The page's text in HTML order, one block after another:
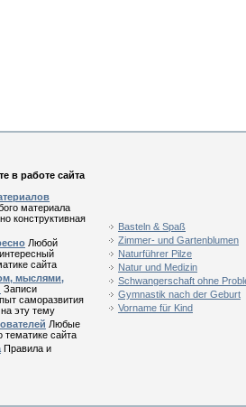
в работе сайта
материала
конструктивная
Любой
сайта
мыслями,
Записи
саморазвития
эту тему
Любые
тематике сайта
Правила и
Basteln & Spaß
Zimmer- und Gartenblumen
Naturführer Pilze
Natur und Medizin
Schwangerschaft ohne
Gymnastik nach der Geburt
Vorname für Kind